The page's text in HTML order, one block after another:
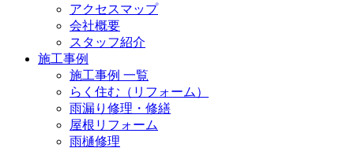
アクセスマップ
会社概要
スタッフ紹介
施工事例
施工事例 一覧
らく住む（リフォーム）
雨漏り修理・修繕
屋根リフォーム
雨樋修理